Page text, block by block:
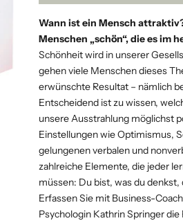
Wann ist ein Mensch
Menschen „schön“, die es im
Schönheit wird in unserer
gehen viele Menschen dieses
erwünschte Resultat – nämlich
Entscheidend ist zu wissen,
unsere Ausstrahlung möglichst
Einstellungen wie Optimismus,
gelungenen verbalen und
zahlreiche Elemente, die jeder
müssen: Du bist, was du denkst,
Erfassen Sie mit Business-
Psychologin Kathrin Springer